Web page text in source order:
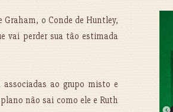
o Conde de Huntley,
vai perder sua tão estimada
ao grupo misto e
não sai como ele e Ruth